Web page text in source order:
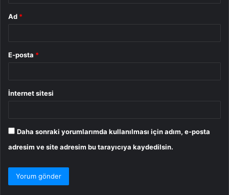
Ad *
E-posta *
İnternet sitesi
Daha sonraki yorumlarımda kullanılması için adım, e-posta
adresim ve site adresim bu tarayıcıya kaydedilsin.